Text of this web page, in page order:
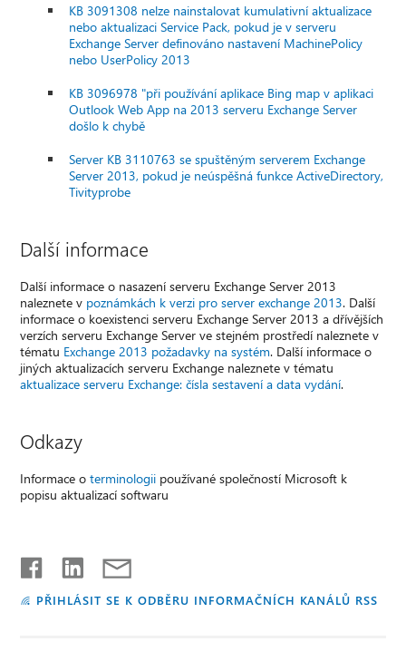
KB 3091308 nelze nainstalovat kumulativní aktualizace
nebo aktualizaci Service Pack, pokud je v serveru
Exchange Server definováno nastavení MachinePolicy
nebo UserPolicy 2013
KB 3096978 "při používání aplikace Bing map v aplikaci
Outlook Web App na 2013 serveru Exchange Server
došlo k chybě
Server KB 3110763 se spuštěným serverem Exchange
Server 2013, pokud je neúspěšná funkce ActiveDirectory,
Tivityprobe
Další informace
Další informace o nasazení serveru Exchange Server 2013
naleznete v poznámkách k verzi pro server exchange 2013. Další
informace o koexistenci serveru Exchange Server 2013 a dřívějších
verzích serveru Exchange Server ve stejném prostředí naleznete v
tématu Exchange 2013 požadavky na systém. Další informace o
jiných aktualizacích serveru Exchange naleznete v tématu
aktualizace serveru Exchange: čísla sestavení a data vydání.
Odkazy
Informace oterminologii používané společností Microsoft k
popisu aktualizací softwaru
PŘIHLÁSIT SE K ODBĚRU INFORMAČNÍCH KANÁLŮ RSS